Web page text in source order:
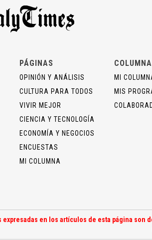
PÁGINAS
OPINIÓN Y ANÁLISIS
CULTURA PARA TODOS
VIVIR MEJOR
CIENCIA Y TECNOLOGÍA
ECONOMÍA Y NEGOCIOS
ENCUESTAS
MI COLUMNA
COLUMNA
MI
MIS
expresadas en los artículos de esta página